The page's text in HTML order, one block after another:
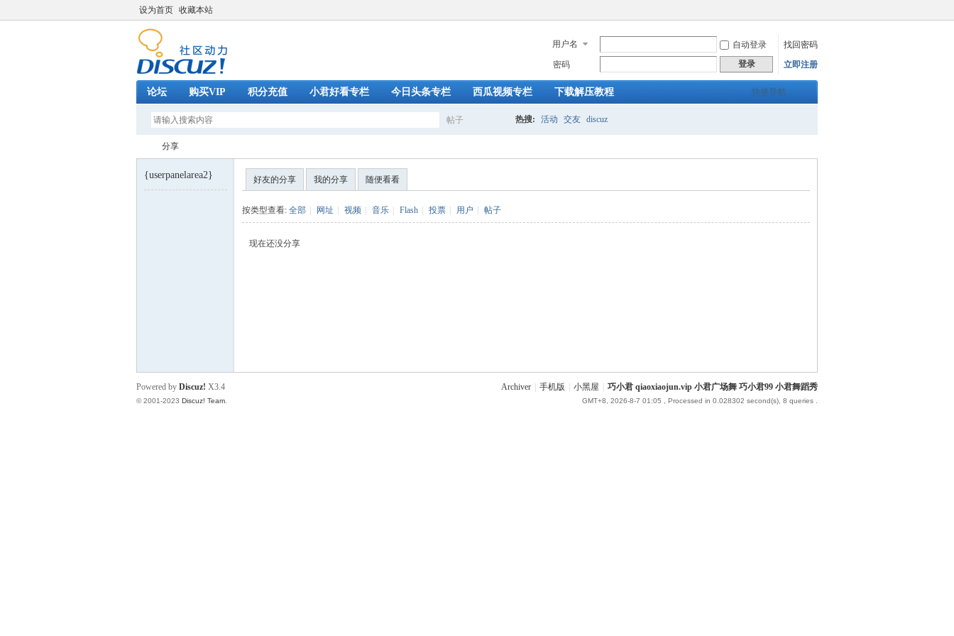
设为首页 收藏本站
用户名 自动登录
找回密码
密码
登录 立即注册
快捷导航
论坛 购买VIP 积分充值 小君好看专栏 今日头条专栏 西瓜视频专栏 下载解压教程
帖子 热搜: 活动 交友 discuz
分享
{userpanelarea2} 好友的分享 我的分享 随便看看
按类型查看: 全部 网址 视频 音乐 Flash 投票 用户 帖子
现在还没分享
Archiver 手机版 小黑屋 巧小君 qiaoxiaojun.vip 小君广场舞 巧小君99 小君舞蹈秀
GMT+8, 2026-8-7 01:05 , Processed in 0.028302 second(s), 8 queries .
Powered by Discuz! X3.4
© 2001-2023 Discuz! Team